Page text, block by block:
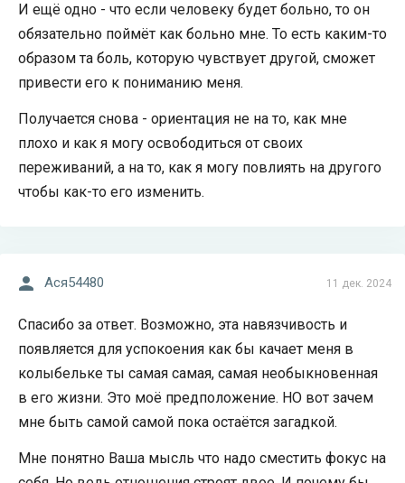
И ещё одно - что если человеку будет больно, то он
обязательно поймёт как больно мне. То есть каким-то
образом та боль, которую чувствует другой, сможет
привести его к пониманию меня.
Получается снова - ориентация не на то, как мне
плохо и как я могу освободиться от своих
переживаний, а на то, как я могу повлиять на другого
чтобы как-то его изменить.
11 дек. 2024
Acя54480
Спасибо за ответ. Возможно, эта навязчивость и
появляется для успокоения как бы качает меня в
колыбельке ты самая самая, самая необыкновенная
в его жизни. Это моё предположение. НО вот зачем
мне быть самой самой пока остаётся загадкой.
Мне понятно Ваша мысль что надо сместить фокус на